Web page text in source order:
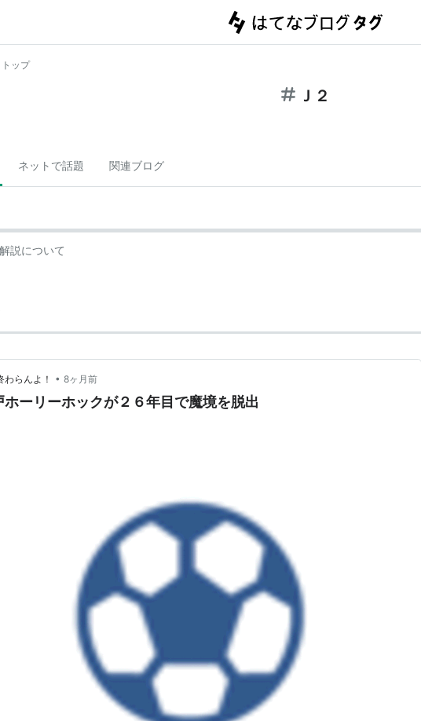
ップ
Ｊ２
ネットで話題 関連ブログ
説について
わらんよ！ • 8ヶ月前
ホーリーホックが２６年目で魔境を脱出